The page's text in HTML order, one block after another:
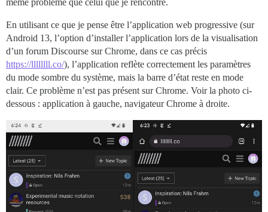
même problème que celui que je rencontre.
En utilisant ce que je pense être l’application web progressive (sur
Android 13, l’option d’installer l’application lors de la visualisation
d’un forum Discourse sur Chrome, dans ce cas précis
https://llllllll.co/), l’application reflète correctement les paramètres
du mode sombre du système, mais la barre d’état reste en mode
clair. Ce problème n’est pas présent sur Chrome. Voir la photo ci-
dessous : application à gauche, navigateur Chrome à droite.